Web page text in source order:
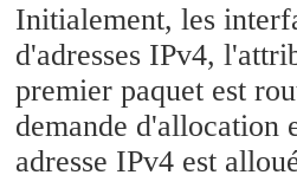
Initialement, les
d'adresses IPv4,
premier paquet est
demande d'allocation
adresse IPv4 est